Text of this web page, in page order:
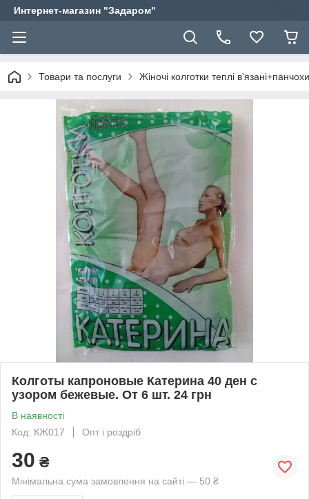
Интернет-магазин "Задаром"
Товари та послуги Жіночі колготки теплі в'язані+панчохи
Колготы капроновые Катерина 40 ден с
узором бежевые. От 6 шт. 24 грн
В наявності
Код: КЖ017
Опт і роздріб
30 ₴
Мінімальна сума замовлення на сайті — 50 ₴